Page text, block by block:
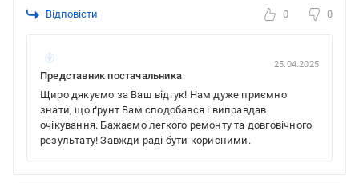
Відповісти 0 0
Представник постачальника
25.04.2025
Щиро дякуємо за Ваш відгук! Нам дуже приємно
знати, що ґрунт Вам сподобався і виправдав
очікування. Бажаємо легкого ремонту та довговічного
результату! Завжди раді бути корисними.